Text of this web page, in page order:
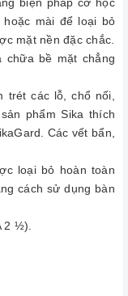
mài để loại bỏ
mặt nền đặc chắc.
bề mặt chẳng
trét các lỗ, chổ nối,
phẩm Sika thích
Các vết bẩn,
loại bỏ hoàn toàn
cách sử dụng bàn
2 ½).